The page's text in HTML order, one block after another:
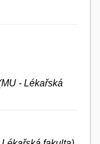
- Lékařská